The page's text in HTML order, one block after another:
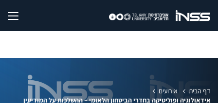
דף הבית
אירועים
אידאולוגיה ופוליטיקה בחדרי הביטחון הלאומי – ההשלכות על המודיעין